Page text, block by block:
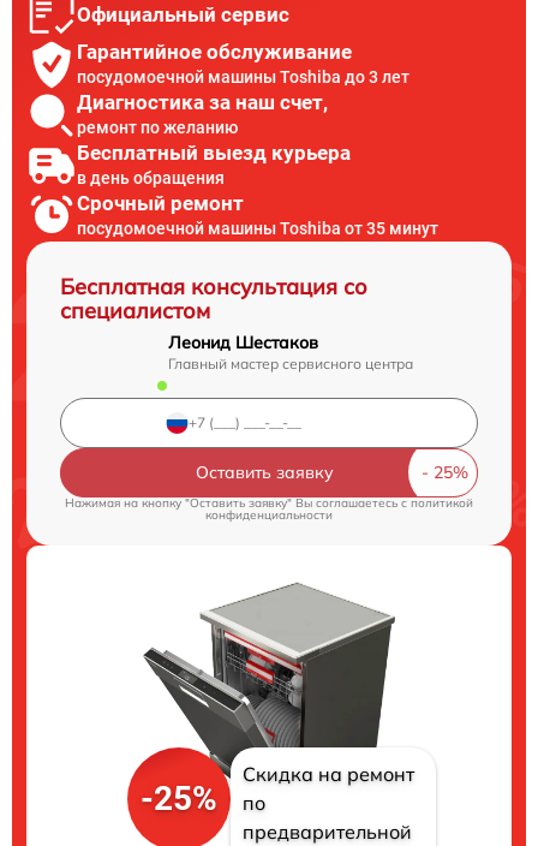
Официальный сервис
Гарантийное обслуживание
посудомоечной машины Toshiba до 3 лет
Диагностика за наш счет,
ремонт по желанию
Бесплатный выезд курьера
в день обращения
Срочный ремонт
посудомоечной машины Toshiba от 35 минут
Бесплатная консультация со
специалистом
Леонид Шестаков
Главный мастер сервисного центра
Оставить заявку
Нажимая на кнопку "Оставить заявку" Вы соглашаетесь cполитикой
конфиденциальности
-25%
Скидка на ремонт
по
предварительной